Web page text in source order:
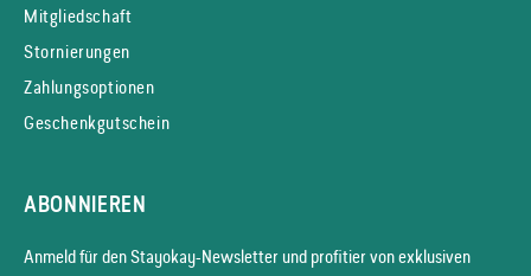
Mitgliedschaft
Stornierungen
Zahlungsoptionen
Geschenkgutschein
ABONNIEREN
Anmeld für den Stayokay-News­letter und profitier von exklusiven